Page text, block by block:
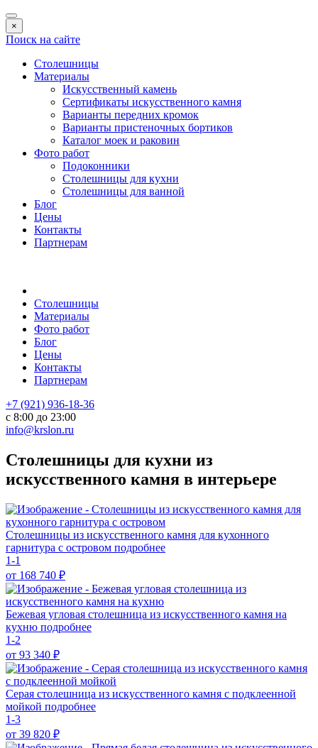
×
Поиск на сайте
Столешницы
Материалы
Искусственный камень
Сертификаты искусственного камня
Варианты передних кромок
Варианты пристеночных бортиков
Каталог моек и раковин
Фото работ
Подоконники
Столешницы для кухни
Столешницы для ванной
Блог
Цены
Контакты
Партнерам
Столешницы
Материалы
Фото работ
Блог
Цены
Контакты
Партнерам
+7 (921) 936-18-36
с 8:00 до 23:00
info@krslon.ru
Столешницы для кухни из
искусственного камня в интерьере
Столешницы из искусственного камня для кухонного
гарнитура с островом подробнее
1-1
от 168 740 ₽
Бежевая угловая столешница из искусственного камня на
кухню подробнее
1-2
от 93 340 ₽
Серая столешница из искусственного камня с подклеенной
мойкой подробнее
1-3
от 39 820 ₽